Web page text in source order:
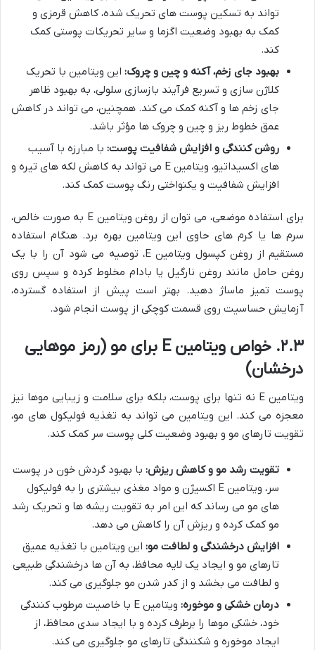
تواند به تسکین پوست های تحریک شده، کاهش قرمزی و
کمک به بهبود وضعیت اگزما و سایر تحریکات پوستی کمک
کند.
بهبود جای زخم، آکنه و چین و چروک: این ویتامین با تحریک
کلاژن سازی و تسریع فرآیند بازسازی سلولی، به بهبود ظاهر
جای زخم ها و آکنه کمک می کند. همچنین، می تواند در کاهش
عمق خطوط ریز و چین و چروک ها مؤثر باشد.
روشن کنندگی و افزایش شفافیت پوست: با مبارزه با آسیب
های اکسیداتیو، ویتامین E می تواند به کاهش لکه های تیره و
افزایش شفافیت و یکنواختی رنگ پوست کمک کند.
برای استفاده موضعی، می توان از روغن ویتامین E به صورت خالص،
سرم ها یا کرم های حاوی این ویتامین بهره برد. هنگام استفاده
مستقیم از روغن کپسول ویتامین E، توصیه می شود آن را با یک
روغن حامل مانند روغن نارگیل یا بادام مخلوط کرده و سپس روی
پوست تمیز ماساژ دهید. بهتر است پیش از استفاده گسترده،
آزمایش حساسیت روی قسمت کوچکی از پوست انجام شود.
۲.۳. خواص ویتامین E برای مو (رمز موهایی
درخشان)
ویتامین E نه تنها برای پوست، بلکه برای سلامت و زیبایی موها نیز
معجزه می کند. این ویتامین می تواند به تغذیه فولیکول های مو،
تقویت تارهای مو و بهبود وضعیت کلی پوست سر کمک کند.
تقویت رشد مو و کاهش ریزش: با بهبود گردش خون در پوست
سر، ویتامین E اکسیژن و مواد مغذی بیشتری را به فولیکول
های مو می رساند که این امر به تقویت ریشه ها و تحریک رشد
مو کمک کرده و ریزش آن را کاهش می دهد.
افزایش درخشندگی و لطافت مو: این ویتامین با تغذیه عمیق
تارهای مو و ایجاد یک لایه محافظ، به آن ها درخشندگی طبیعی
و لطافت می بخشد و از کدر شدن مو جلوگیری می کند.
درمان خشکی و موخوره:
ویتامین E با خاصیت مرطوب کنندگی
خود، خشکی موها را برطرف کرده و با ایجاد سدی محافظ، از
ایجاد موخوره و شکنندگی تارهای مو جلوگیری می کند.